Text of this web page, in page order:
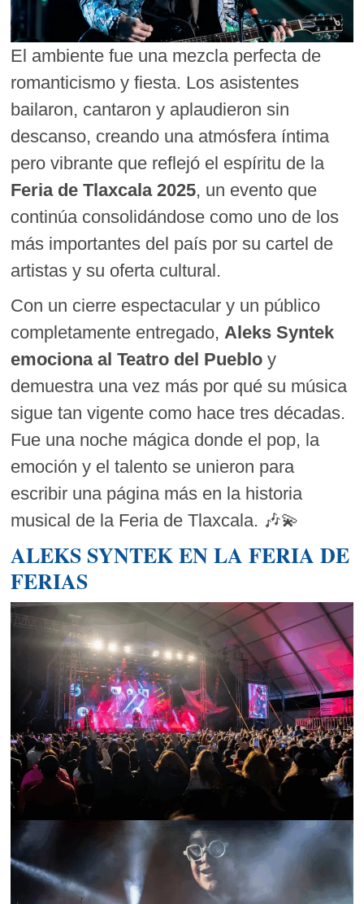
El ambiente fue una mezcla perfecta de
romanticismo y fiesta. Los asistentes
bailaron, cantaron y aplaudieron sin
descanso, creando una atmósfera íntima
pero vibrante que reflejó el espíritu de la
Feria de Tlaxcala 2025, un evento que
continúa consolidándose como uno de los
más importantes del país por su cartel de
artistas y su oferta cultural.
Con un cierre espectacular y un público
completamente entregado, Aleks Syntek
emociona al Teatro del Pueblo y
demuestra una vez más por qué su música
sigue tan vigente como hace tres décadas.
Fue una noche mágica donde el pop, la
emoción y el talento se unieron para
escribir una página más en la historia
musical de la Feria de Tlaxcala. 🎶💫
ALEKS SYNTEK EN LA FERIA DE
FERIAS